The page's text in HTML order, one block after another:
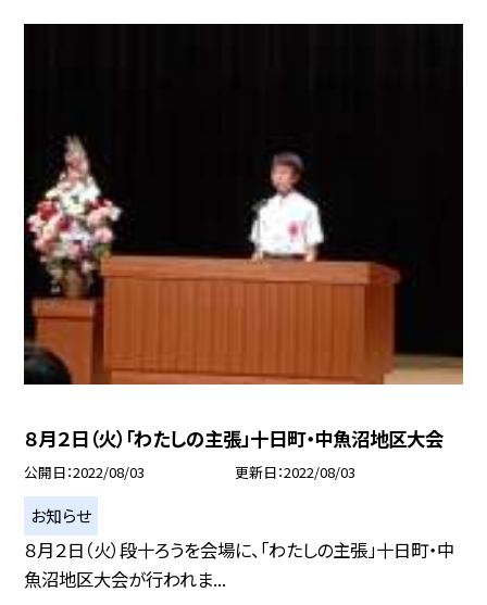
８月２日（火）「わたしの主張」十日町・中魚沼地区大会
公開日 2022/08/03 更新日 2022/08/03
お知らせ
８月２日（火）段十ろうを会場に、「わたしの主張」十日町・中
魚沼地区大会が行われま...